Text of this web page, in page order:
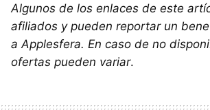
Algunos de los enlaces de este
afiliados y pueden reportar un
a Applesfera. En caso de no
ofertas pueden variar.